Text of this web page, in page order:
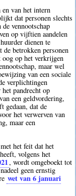
van het intern
dat personen slechts
vennootschap
op vijftien aandelen
dienen te
betrokken personen
oog op het verkrijgen
maar wel
van een sociale
verplichtingen
pandrecht op
een geldvordering,
gedaan, dat de
het verwerven van
maar een
het feit dat het
volgens het
, wordt omgeboekt tot
geen ernstig
wet van 6 januari